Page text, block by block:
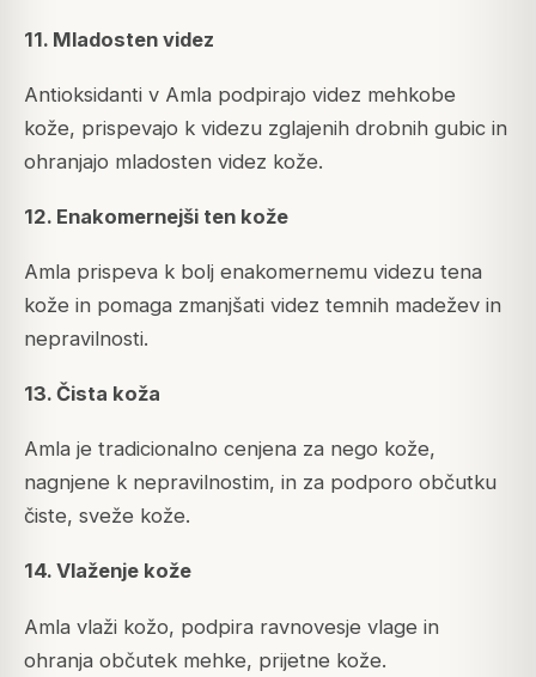
11. Mladosten videz
Antioksidanti v Amla podpirajo videz mehkobe
kože, prispevajo k videzu zglajenih drobnih gubic in
ohranjajo mladosten videz kože.
12. Enakomernejši ten kože
Amla prispeva k bolj enakomernemu videzu tena
kože in pomaga zmanjšati videz temnih madežev in
nepravilnosti.
13. Čista koža
Amla je tradicionalno cenjena za nego kože,
nagnjene k nepravilnostim, in za podporo občutku
čiste, sveže kože.
14. Vlaženje kože
Amla vlaži kožo, podpira ravnovesje vlage in
ohranja občutek mehke, prijetne kože.